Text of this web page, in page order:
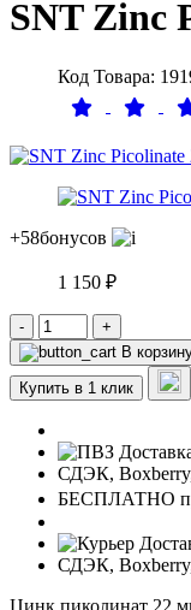
SNT Zinc
Код Товара:
+58бонусов
1 150 ₽
-
+
В
Купить в 1 клик
СДЭК,
БЕСПЛАТНО
СДЭК,
Цинк пиколинат 22